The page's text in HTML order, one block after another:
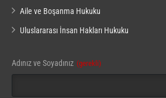
Aile ve Boşanma Hukuku
Uluslararası İnsan Hakları Hukuku
Adınız ve Soyadınız (gerekli)